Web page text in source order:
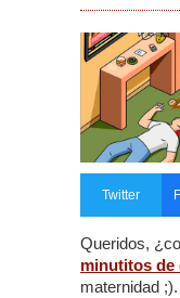
Twitter
Queridos,
minutitos de
maternidad